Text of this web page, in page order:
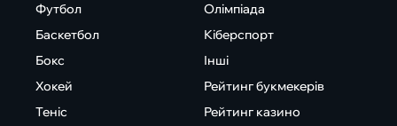
Футбол
Баскетбол
Бокс
Хокей
Теніс
Олімпіада
Кіберспорт
Інші
Рейтинг букмекерів
Рейтинг казино